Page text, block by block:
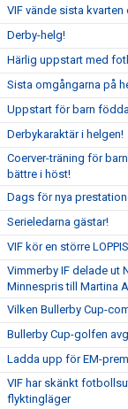
VIF vände sista
Derby-helg!
Härlig uppstart med
Sista omgångarna på
Uppstart för barn
Derbykaraktär i helgen!
Coerver-träning för
bättre i höst!
Dags för nya
Serieledarna gästar!
VIF kör en större
Vimmerby IF delade ut
Minnespris till Martina
Vilken Bullerby Cup-
Bullerby Cup-golfen
Ladda upp för EM-
VIF har skänkt
flyktingläger